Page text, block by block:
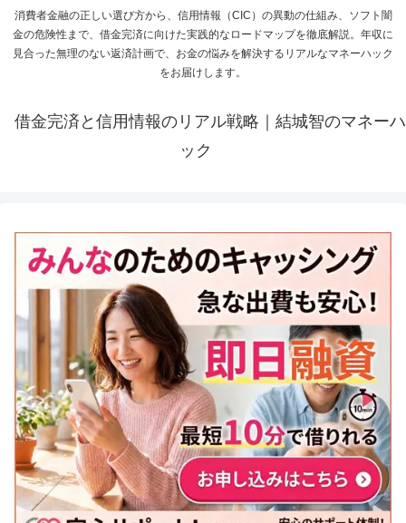
消費者金融の正しい選び方から、信用情報（CIC）の異動の仕組み、ソフト闇
金の危険性まで、借金完済に向けた実践的なロードマップを徹底解説。年収に
見合った無理のない返済計画で、お金の悩みを解決するリアルなマネーハック
をお届けします。
借金完済と信用情報のリアル戦略｜結城智のマネーハ
ック